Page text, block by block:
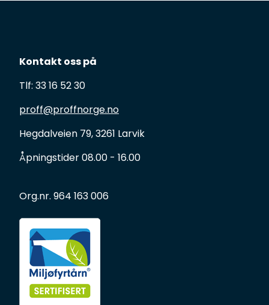
Kontakt oss på
Tlf: 33 16 52 30
proff@proffnorge.no
Hegdalveien 79, 3261 Larvik
Åpningstider 08.00 - 16.00
Org.nr. 964 163 006